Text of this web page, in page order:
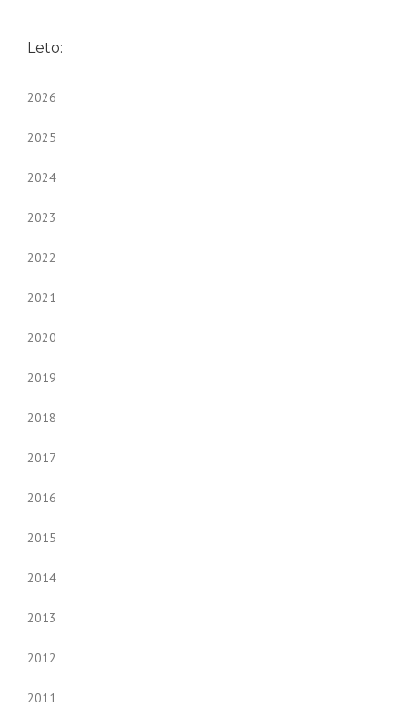
Leto:
2026
2025
2024
2023
2022
2021
2020
2019
2018
2017
2016
2015
2014
2013
2012
2011